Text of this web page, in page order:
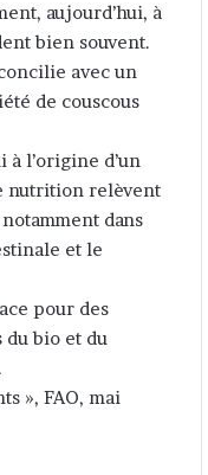
aujourd’hui, à
bien souvent.
avec un
de couscous
à l’origine d’un
nutrition relèvent
dans
et le
pour des
bio et du
», FAO, mai